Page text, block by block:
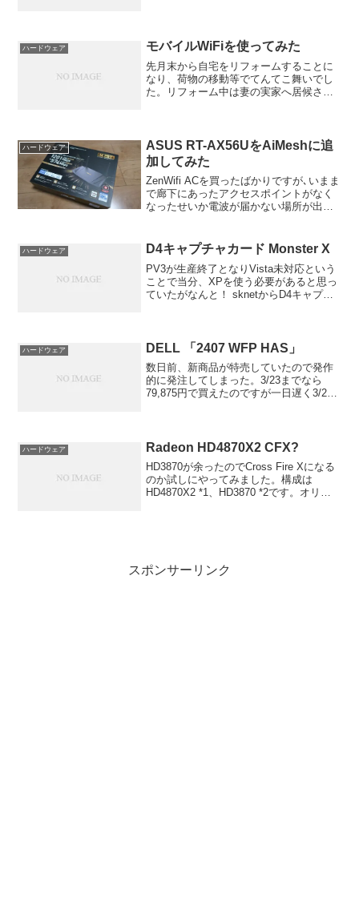
用...
ハードウェア モバイルWiFiを使ってみた
先月末から自宅をリフォームすることに
なり、荷物の移動等でてんてこ舞いでし
た。リフォーム中は妻の実家へ居候させ
することにしました。
ハードウェア
ASUS RT-AX56UをAiMeshに追
加してみた
ZenWifi ACを買ったばかりですが､いまま
で廊下にあったアクセスポイントがなく
なったせいか電波が届かない場所が出来
ハードウェア D4キャプチャカード Monster X
PV3が生産終了となりVista未対応という
ことで当分、XPを使う必要があると思っ
ていたがなんと！ sknetからD4キャプチ
明日...
ハードウェア DELL 「2407 WFP HAS」
数日前、新商品が特売していたので発作
的に発注してしまった。3/23までなら
79,875円で買えたのですが一日遅く3/24
ませ...
ハードウェア Radeon HD4870X2 CFX?
HD3870が余ったのでCross Fire Xになる
のか試しにやってみました。構成は
HD4870X2 *1、HD3870 *2です。オリジ
スポンサーリンク